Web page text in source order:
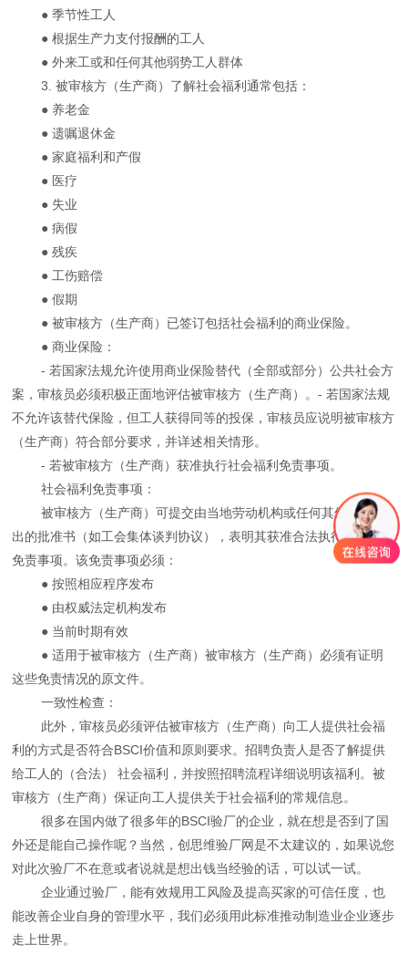
● 季节性工人
● 根据生产力支付报酬的工人
● 外来工或和任何其他弱势工人群体
3. 被审核方（生产商）了解社会福利通常包括：
● 养老金
● 遗嘱退休金
● 家庭福利和产假
● 医疗
● 失业
● 病假
● 残疾
● 工伤赔偿
● 假期
● 被审核方（生产商）已签订包括社会福利的商业保险。
● 商业保险：
- 若国家法规允许使用商业保险替代（全部或部分）公共社会方
案，审核员必须积极正面地评估被审核方（生产商）。- 若国家法规
不允许该替代保险，但工人获得同等的投保，审核员应说明被审核方
（生产商）符合部分要求，并详述相关情形。
- 若被审核方（生产商）获准执行社会福利免责事项。
社会福利免责事项：
被审核方（生产商）可提交由当地劳动机构或任何其他机构发
出的批准书（如工会集体谈判协议），表明其获准合法执行社会福利
免责事项。该免责事项必须：
● 按照相应程序发布
● 由权威法定机构发布
● 当前时期有效
● 适用于被审核方（生产商）被审核方（生产商）必须有证明
这些免责情况的原文件。
一致性检查：
此外，审核员必须评估被审核方（生产商）向工人提供社会福
利的方式是否符合BSCI价值和原则要求。招聘负责人是否了解提供
给工人的（合法） 社会福利，并按照招聘流程详细说明该福利。被
审核方（生产商）保证向工人提供关于社会福利的常规信息。
很多在国内做了很多年的BSCI验厂的企业，就在想是否到了国
外还是能自己操作呢？当然，创思维验厂网是不太建议的，如果说您
对此次验厂不在意或者说就是想出钱当经验的话，可以试一试。
企业通过验厂，能有效规用工风险及提高买家的可信任度，也
能改善企业自身的管理水平，我们必须用此标准推动制造业企业逐步
走上世界。